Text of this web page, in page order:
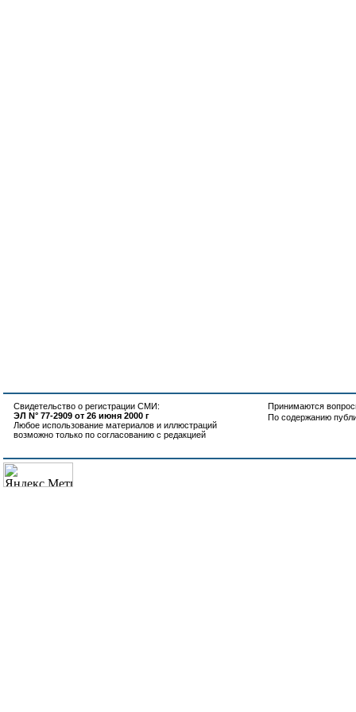
Свидетельство о регистрации СМИ:
ЭЛ N° 77-2909 от 26 июня 2000 г
Любое использование материалов и иллюстраций
возможно только по согласованию с редакцией
Принимаются
По содержанию